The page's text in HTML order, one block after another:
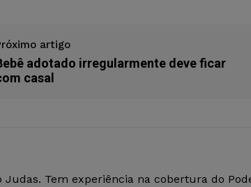
artigo
adotado irregularmente deve ficar
casal
Tem experiência na cobertura do